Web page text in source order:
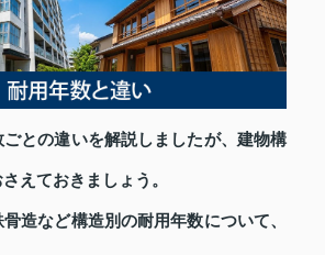
との違いを解説しましたが、建物構
えておきましょう。
造など構造別の耐用年数について、